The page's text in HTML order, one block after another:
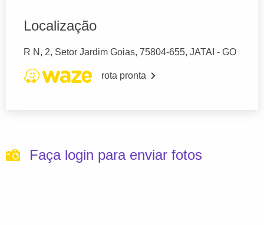
Localização
R N, 2, Setor Jardim Goias, 75804-655, JATAI - GO
rota pronta
Faça login para enviar fotos